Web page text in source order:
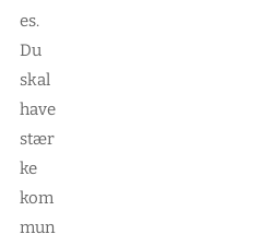
es.
Du
skal
have
stær
ke
kom
mun